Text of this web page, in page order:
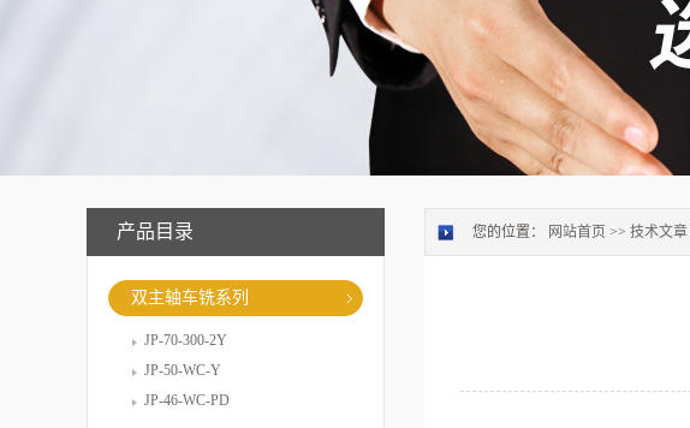
产品目录
双主轴车铣系列
JP-70-300-2Y
JP-50-WC-Y
JP-46-WC-PD
您的位置： 网站首页 >> 技术文章